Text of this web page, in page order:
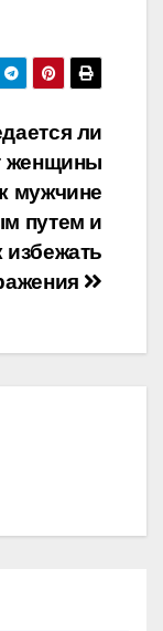
ли
женщины
к мужчине
путем и
избежать